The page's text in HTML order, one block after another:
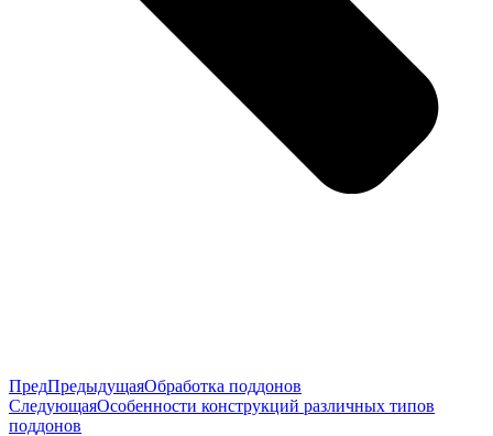
ПредПредыдущаяОбработка поддонов
СледующаяОсобенности конструкций различных типов
поддонов